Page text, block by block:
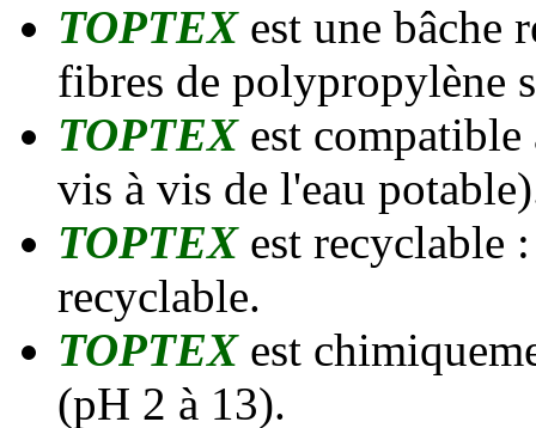
TOPTEX est une bâche
fibres de polypropylène
TOPTEX est
vis à vis de l'eau
TOPTEX est recyclable
recyclable.
TOPTEX est
(pH 2 à 13).